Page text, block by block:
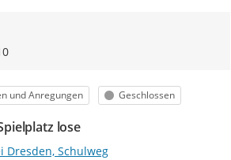
Zur Äußerung
und Anregungen Status
Geschlossen
lose
Dresden, Schulweg